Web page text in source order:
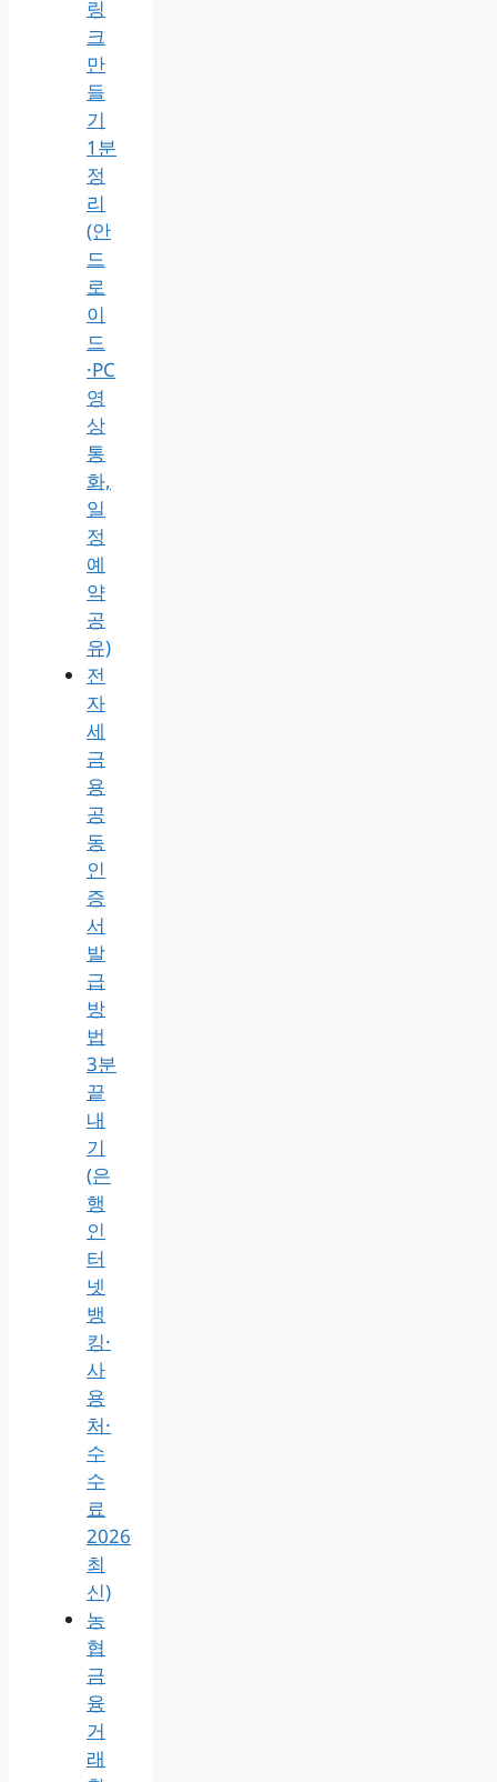
링
크
만
들
기
1분
정
리
(안
드
로
이
드
·PC
영
상
통
화,
일
정
예
약
공
유)
전
자
세
금
용
공
동
인
증
서
발
급
방
법
3분
끝
내
기
(은
행
인
터
넷
뱅
킹·
사
용
처·
수
수
료
2026
최
신)
농
협
금
융
거
래